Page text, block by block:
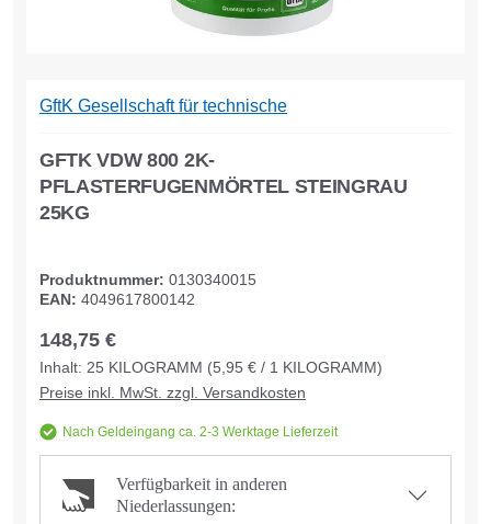
GFTK VDW 800 2K-
PFLASTERFUGENMÖRTEL STEINGRAU
25KG
GftK Gesellschaft für technische
Produktnummer: 0130340015
EAN: 4049617800142
148,75 €
Inhalt: 25 KILOGRAMM (5,95 € / 1 KILOGRAMM)
Preise inkl. MwSt. zzgl. Versandkosten
Nach Geldeingang ca. 2-3 Werktage Lieferzeit
Verfügbarkeit in anderen
Niederlassungen: